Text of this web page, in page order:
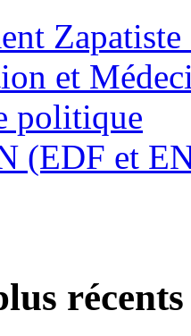
et
politique
(EDF et
récents